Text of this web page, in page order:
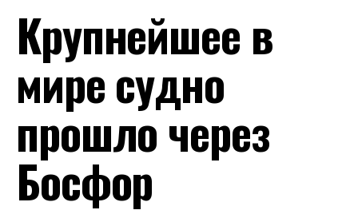
Крупнейшее в
мире судно
прошло через
Босфор